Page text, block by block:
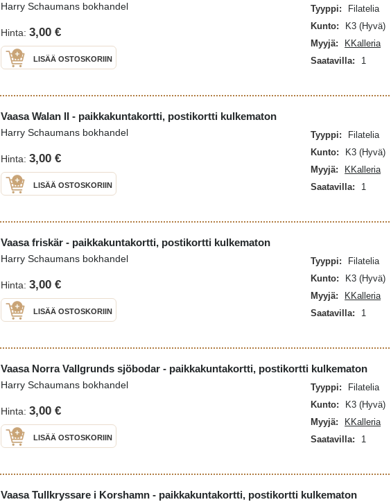
Harry Schaumans bokhandel
Hinta: 3,00 €
LISÄÄ OSTOSKORIIN
Tyyppi:
Filatelia
Kunto:
K3 (Hyvä)
Myyjä:
KKalleria
Saatavilla:
1
Vaasa Walan II - paikkakuntakortti, postikortti kulkematon
Harry Schaumans bokhandel
Hinta: 3,00 €
LISÄÄ OSTOSKORIIN
Tyyppi:
Filatelia
Kunto:
K3 (Hyvä)
Myyjä:
KKalleria
Saatavilla:
1
Vaasa friskär - paikkakuntakortti, postikortti kulkematon
Harry Schaumans bokhandel
Hinta: 3,00 €
LISÄÄ OSTOSKORIIN
Tyyppi:
Filatelia
Kunto:
K3 (Hyvä)
Myyjä:
KKalleria
Saatavilla:
1
Vaasa Norra Vallgrunds sjöbodar - paikkakuntakortti, postikortti kulkematon
Harry Schaumans bokhandel
Hinta: 3,00 €
LISÄÄ OSTOSKORIIN
Tyyppi:
Filatelia
Kunto:
K3 (Hyvä)
Myyjä:
KKalleria
Saatavilla:
1
Vaasa Tullkryssare i Korshamn - paikkakuntakortti, postikortti kulkematon